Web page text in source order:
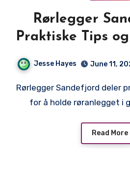
Rørlegger
Praktiske Tips
Jesse Hayes June 11,
Rørlegger Sandefjord deler praktiske tips og råd
for å holde røranlegget i
Read More